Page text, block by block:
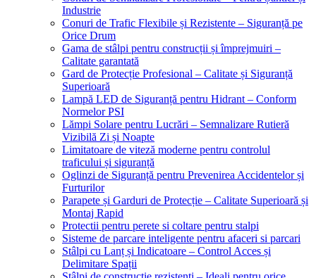
Industrie
Conuri de Trafic Flexibile și Rezistente – Siguranță pe
Orice Drum
Gama de stâlpi pentru construcții și împrejmuiri –
Calitate garantată
Gard de Protecție Profesional – Calitate și Siguranță
Superioară
Lampă LED de Siguranță pentru Hidrant – Conform
Normelor PSI
Lămpi Solare pentru Lucrări – Semnalizare Rutieră
Vizibilă Zi și Noapte
Limitatoare de viteză moderne pentru controlul
traficului și siguranță
Oglinzi de Siguranță pentru Prevenirea Accidentelor și
Furturilor
Parapete și Garduri de Protecție – Calitate Superioară și
Montaj Rapid
Protectii pentru perete si coltare pentru stalpi
Sisteme de parcare inteligente pentru afaceri si parcari
Stâlpi cu Lanț și Indicatoare – Control Acces și
Delimitare Spații